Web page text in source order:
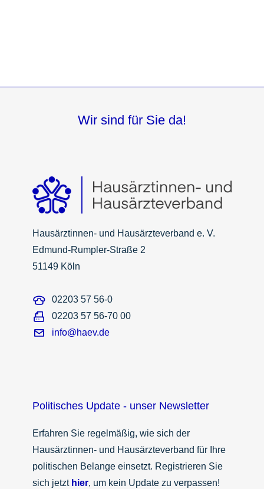
Wir sind für Sie da!
Hausärztinnen- und Hausärzteverband e. V.
Edmund-Rumpler-Straße 2
51149 Köln
02203 57 56-0
02203 57 56-70 00
info@haev.de
Politisches Update - unser Newsletter
Erfahren Sie regelmäßig, wie sich der
Hausärztinnen- und Hausärzteverband für Ihre
politischen Belange einsetzt. Registrieren Sie
sich jetzt hier, um kein Update zu verpassen!